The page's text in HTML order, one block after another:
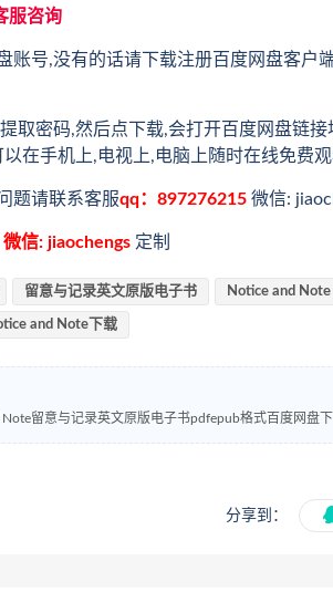
服咨询
账号,没有的话请下载注册百度网盘客户
取密码,然后点下载,会打开百度网盘链
在手机上,电视上,电脑上随时在线免费
题请联系客服qq：897276215 微信:
微信: jiaochengs 定制
留意与记录英文原版电子书 Notice and
and Note下载
留意与记录英文原版电子书pdfepub格式百度网盘
分享到：